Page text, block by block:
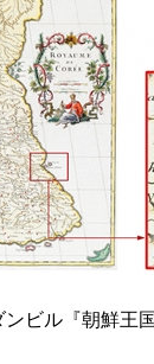
ンビル『朝鮮